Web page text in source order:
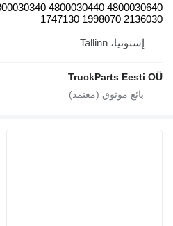
4800030640 4800030440 4800030340
2136030
إستونيا، Tallinn
TruckParts Eesti